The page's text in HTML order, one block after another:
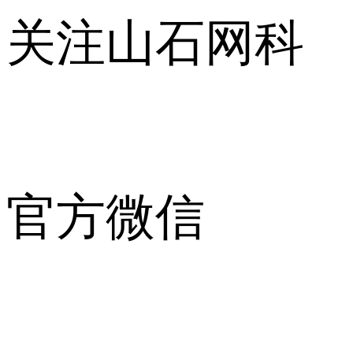
关注山石网科
官方微信